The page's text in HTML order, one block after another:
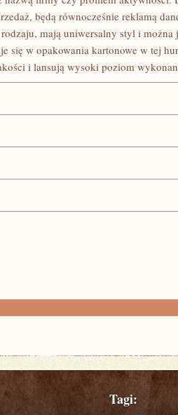
będą równocześnie reklamą
mają uniwersalny styl i można
się w opakowania kartonowe w tej
i lansują wysoki poziom
Tagi: